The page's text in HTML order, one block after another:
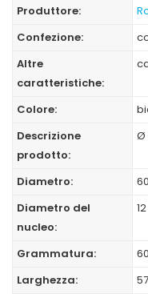
Produttore:
Confezione:
Altre
caratteristiche:
Colore:
Descrizione
prodotto:
Ø
Diametro:
Diametro del
nucleo:
Grammatura:
Larghezza: